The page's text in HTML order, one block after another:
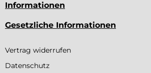
Informationen
Gesetzliche Informationen
Vertrag widerrufen
Datenschutz